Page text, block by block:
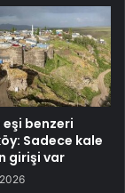
eşi benzeri
Sadece kale
girişi var